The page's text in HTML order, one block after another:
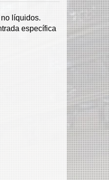
líquidos.
específica